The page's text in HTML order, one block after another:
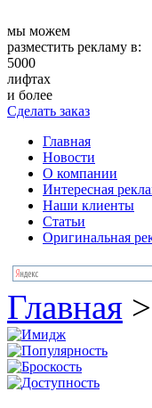
мы можем
разместить рекламу в:
5000
лифтах
и более
Сделать заказ
Главная
Новости
О компании
Интересная
Наши клиенты
Статьи
Оригинальная
Главная >